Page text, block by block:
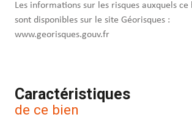
Les informations sur les risques auxquels ce
sont disponibles sur le site Géorisques :
www.georisques.gouv.fr
Caractéristiques
de ce bien